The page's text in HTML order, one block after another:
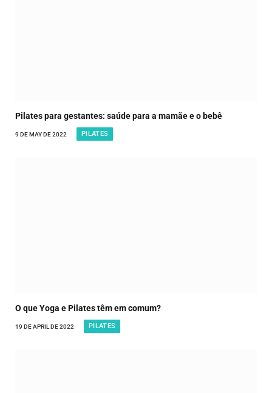
Pilates para gestantes: saúde para a mamãe e o bebê
9 DE MAY DE 2022 PILATES
O que Yoga e Pilates têm em comum?
19 DE APRIL DE 2022 PILATES